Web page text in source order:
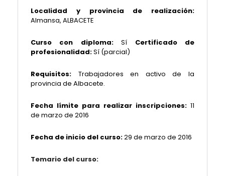
Localidad y provincia de realización:
Almansa, ALBACETE
Curso con diploma:Sí Certificado de
profesionalidad:Sí (parcial)
Requisitos: Trabajadores en activo de la
provincia de Albacete.
Fecha límite para realizar inscripciones: 11
de marzo de 2016
Fecha de inicio del curso:29 de marzo de 2016
Temario del curso: